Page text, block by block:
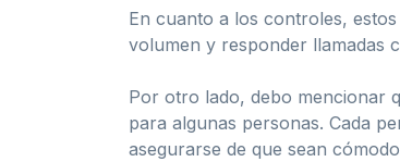
En cuanto a los controles,
volumen y responder llamadas
Por otro lado, debo mencionar
para algunas personas. Cada
asegurarse de que sean